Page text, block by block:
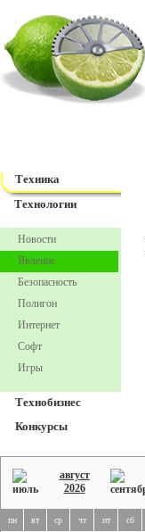
Техника
Технологии
Новости
Явление
Безопасность
Полигон
Интернет
Софт
Игры
Технобизнес
Конкурсы
август
2026
пн вт ср чт пт сб